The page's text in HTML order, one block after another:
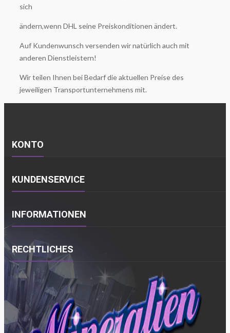
sich
ändern,wenn DHL seine Preiskonditionen ändert.
Auf Kundenwunsch versenden wir natürlich auch mit
anderen Dienstleistern!
Wir teilen Ihnen bei Bedarf die aktuellen Preise des
jeweiligen Transportunternehmens mit.
KONTO
KUNDENSERVICE
INFORMATIONEN
RECHTLICHES